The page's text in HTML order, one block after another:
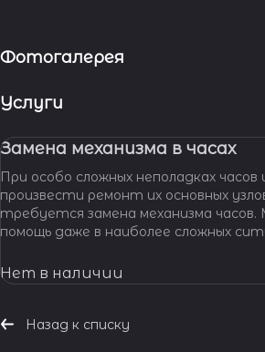
Фотогалерея
Услуги
Замена механизма в часах
При особо сложных неполадках
произвести ремонт их основных
требуется замена механизма часов. Мы готовы оказать
помощь даже в наиболее сложных
Нет в наличии
Назад к списку